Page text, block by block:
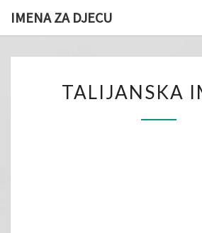
IMENA ZA DJECU
IMENA
TALIJANSKA